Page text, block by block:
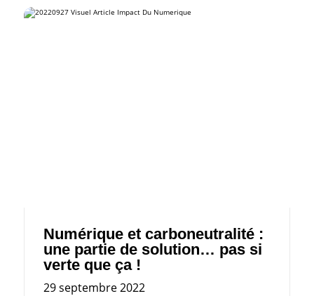
Numérique et carboneutralité :
une partie de solution… pas si
verte que ça !
29 septembre 2022